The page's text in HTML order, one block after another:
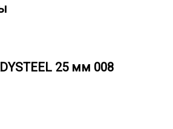
25 мм 008